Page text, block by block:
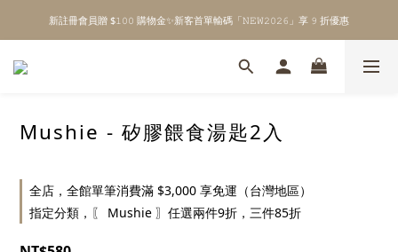
\ Welcome to 𝙻𝚒𝚝𝚝𝚕𝚎 𝙼𝚒𝚕𝚔𝚢 𝚆𝚊𝚢  ✨ For the Little Ones. /
新註冊會員贈 $𝟷𝟶𝟶 購物金✨新客首單輸碼「𝙽𝙴𝚆𝟸𝟶𝟸𝟼」享 𝟿 折優惠
全館單筆消費滿 $𝟹𝟶𝟶𝟶 即享免運 ⸝⁺ ✧ 台灣地區限定
Mushie - 矽膠餵食湯匙2入
全店，全館單筆消費滿 $3,000 享免運（台灣地區）
指定分類，〖 Mushie 〗任選兩件9折，三件85折